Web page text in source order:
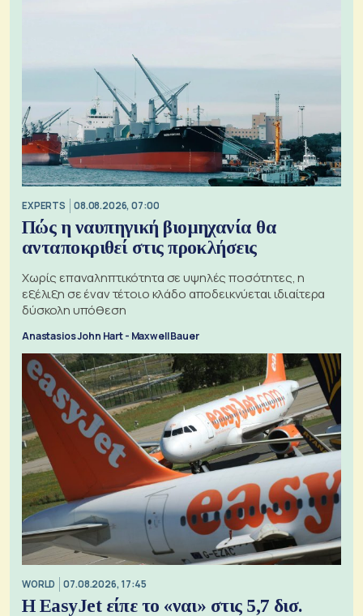
EXPERTS 08.08.2026, 07:00
Πώς η ναυπηγική βιομηχανία θα
ανταποκριθεί στις προκλήσεις
Χωρίς επαναληπτικότητα σε υψηλές ποσότητες, η
εξέλιξη σε έναν τέτοιο κλάδο αποδεικνύεται ιδιαίτερα
δύσκολη υπόθεση
Anastasios John Hart - Maxwell Bauer
WORLD 07.08.2026, 17:45
Η EasyJet είπε το «ναι» στις 5,7 δισ.